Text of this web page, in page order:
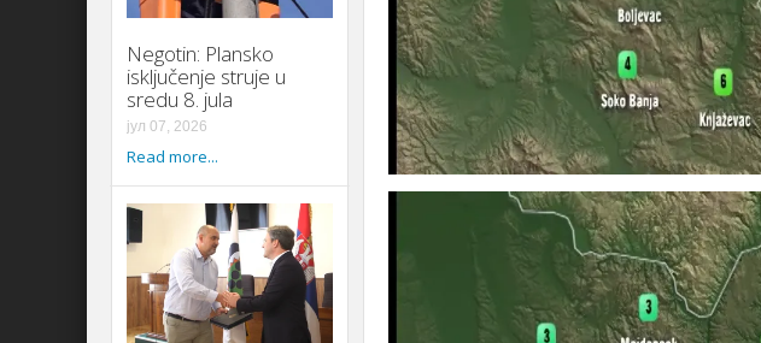
Negotin: Plansko
isključenje struje u
sredu 8. jula
јул 07, 2026
Read more...